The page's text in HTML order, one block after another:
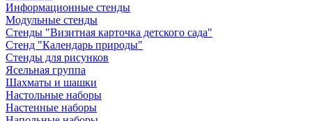
Информационные стенды
Модульные стенды
Стенды "Визитная карточка детского сада"
Стенд "Календарь природы"
Стенды для рисунков
Ясельная группа
Шахматы и шашки
Настольные наборы
Настенные наборы